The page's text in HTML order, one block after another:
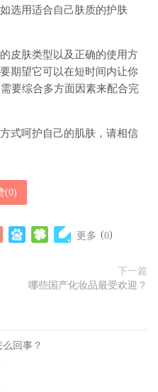
选用适合自己肤质的护肤
皮肤类型以及正确的使用方
期望它可以在短时间内让你
要综合多方面因素来配合完
式呵护自己的肌肤，请相信
(0)
更多 (0)
下一篇
哪些国产化妆品最受欢迎？
回事？